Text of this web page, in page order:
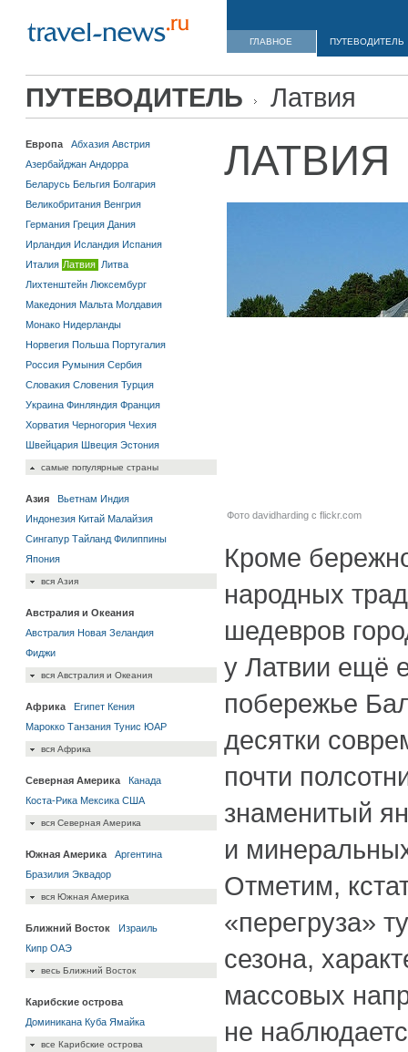
ГЛАВНОЕ ПУТЕВОДИТЕЛЬ
ПУТЕВОДИТЕЛЬ Латвия
Европа Абхазия Австрия
Азербайджан Андорра
Беларусь Бельгия Болгария
Великобритания Венгрия
Германия Греция Дания
Ирландия Исландия Испания
Италия Латвия Литва
Лихтенштейн Люксембург
Македония Мальта Молдавия
Монако Нидерланды
Норвегия Польша Португалия
Россия Румыния Сербия
Словакия Словения Турция
Украина Финляндия Франция
Хорватия Черногория Чехия
Швейцария Швеция Эстония
самые популярные страны
Азия Вьетнам Индия
Индонезия Китай Малайзия
Сингапур Тайланд Филиппины
Япония
вся Азия
Австралия и Океания
Австралия Новая Зеландия
Фиджи
вся Австралия и Океания
Африка Египет Кения
Марокко Танзания Тунис ЮАР
вся Африка
Северная Америка
Канада
Коста-Рика Мексика США
вся Северная Америка
Южная Америка
Аргентина
Бразилия Эквадор
вся Южная Америка
Ближний Восток
Израиль
Кипр ОАЭ
весь Ближний Восток
Карибские острова
Доминикана Куба Ямайка
все Карибские острова
ЛАТВИЯ
Фото davidharding с flickr.com
Кроме
народных
шедевров
у Латвии ещё
побережье
десятки
почти
знаменитый
и
Отметим,
«перегруза»
сезона,
массовых
не